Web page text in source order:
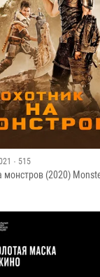
· 515
монстров (2020) Monster